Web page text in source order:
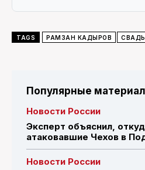
TAGS РАМЗАН КАДЫРОВ
Популярные
Новости России
Эксперт объяснил,
атаковавшие Чехов в
Новости России